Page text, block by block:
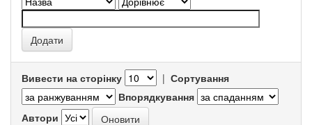
Вивести на сторінку | Сортування
Впорядкування
Автори